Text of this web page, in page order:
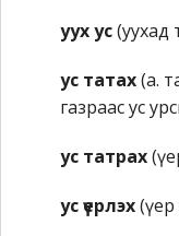
уух ус(уухад
ус татах(а.
газраас ус
ус татрах
ус үерлэх(үер